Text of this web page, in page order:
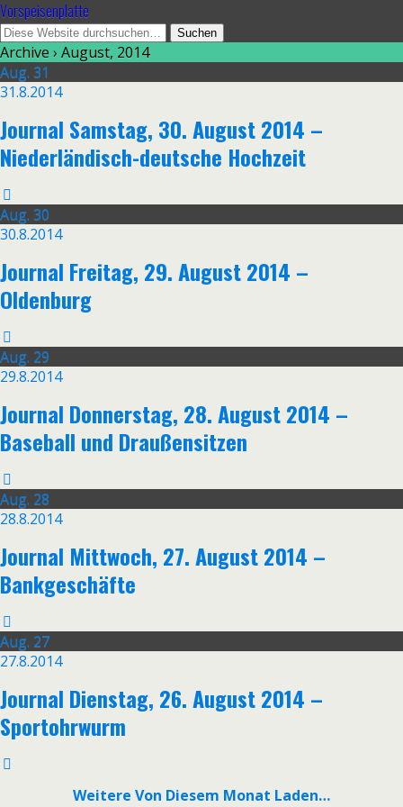
Vorspeisenplatte
Archive › August, 2014
Aug. 31
31.8.2014
Journal Samstag, 30. August 2014 –
Niederländisch-deutsche Hochzeit
Aug. 30
30.8.2014
Journal Freitag, 29. August 2014 –
Oldenburg
Aug. 29
29.8.2014
Journal Donnerstag, 28. August 2014 –
Baseball und Draußensitzen
Aug. 28
28.8.2014
Journal Mittwoch, 27. August 2014 –
Bankgeschäfte
Aug. 27
27.8.2014
Journal Dienstag, 26. August 2014 –
Sportohrwurm
Weitere Von Diesem Monat Laden…